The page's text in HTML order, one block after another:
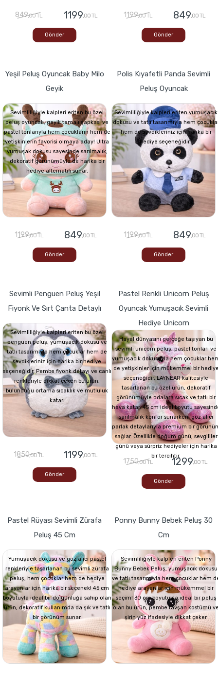
849,00 TL 1199,00 TL
Gönder
1199,00 TL 849,00 TL
Gönder
Yeşil Peluş Oyuncak Baby Milo
Geyik
Sevimliliğiyle kalpleri eriten bu özel
peluş oyuncak, geyik temalı şapkası ve
pastel tonlarıyla hem çocukların hem de
yetişkinlerin favorisi olmaya aday! Ultra
yumuşak dokusu sayesinde sarılmalık,
dekoratif görünümüyle de harika bir
hediye alternatifi sunar.
1199,00 TL 849,00 TL
Gönder
Polis Kıyafetli Panda Sevimli
Peluş Oyuncak
Sevimliliğiyle kalpleri eriten yumuşacık
dokusu ve tatlı tasarımıyla hem
hem de sevdikleriniz için harika bir
hediye seçeneğidir.
1199,00 TL 849,00 TL
Gönder
Sevimli Penguen Peluş Yeşil
Fiyonk Ve Sırt Çanta Detaylı
Sevimliliğiyle kalpleri eriten bu özel
penguen peluş, yumuşacık dokusu ve
tatlı tasarımıyla hem çocuklar hem de
sevdikleriniz için harika bir hediye
seçeneğidir. Pembe fiyonk detayı ve canlı
renkleriyle dikkat çeken bu ürün,
bulunduğu ortama sıcaklık ve mutluluk
katar.
1850,00 TL 1199,00 TL
Gönder
Pastel Renkli Unicorn Peluş
Oyuncak Yumuşacık Sevimli
Hediye Unicorn
Hayal dünyasını gerçeğe taşıyan bu
sevimli unicorn peluş, pastel tonları ve
yumuşacık dokusuyla hem çocuklar
de yetişkinler için mükemmel bir
seçeneğidir. LAYNEAR kalitesiyle
tasarlanan bu özel ürün, dekoratif
görünümüyle odalara sıcak ve tatlı bir
hava katar. 45 cm ideal boyutu
sarılmalık konfor sunarken, göz alıcı
parlak detaylarıyla premium bir
sağlar. Özellikle doğum günü, sevgililer
günü veya sürpriz hediyeler için harika
bir tercihtir.
1750,00 TL 1299,00 TL
Gönder
Pastel Rüyası Sevimli Zürafa
Peluş 45 Cm
Yumuşacık dokusu ve göz alıcı pastel
renkleriyle tasarlanan bu sevimli zürafa
peluş, hem çocuklar hem de hediye
arayanlar için harika bir seçenek! 45 cm
boyutuyla ideal bir dolgunluğa sahip olan
ürün, dekoratif kullanımda da şık ve tatlı
bir görünüm sunar.
Ponny Bunny Bebek Peluş 30
Cm
Sevimliliğiyle kalpleri eriten Ponny
Bunny Bebek Peluş, yumuşacık dokusu
ve tatlı tasarımıyla hem çocuklar hem
hediye arayanlar için mükemmel bir
seçim! 30 cm boyutuyla ideal bir peluş
olan bu ürün, pembe tavşan kostümü
şirin yüz ifadesiyle dikkat çeker.